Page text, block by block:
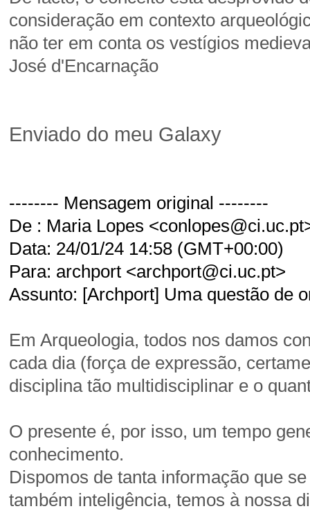
consideração em contexto
não ter em conta os vestígios
José d'Encarnação
Enviado do meu Galaxy
-------- Mensagem original --------
De : Maria Lopes
Data: 24/01/24 14:58 (GMT+00:00)
Para: archport <archport@ci.uc.pt>
Assunto: [Archport] Uma questão de
Em Arqueologia, todos nos damos
cada dia (força de expressão,
disciplina tão multidisciplinar e o
O presente é, por isso, um tempo
conhecimento.
Dispomos de tanta informação que
também inteligência, temos à nossa